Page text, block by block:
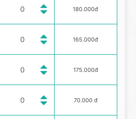
180.000đ
165.000đ
175.000đ
70.000 đ